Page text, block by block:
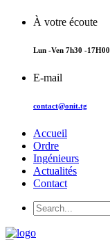
À votre écoute
Lun -Ven 7h30 -17H00
E-mail
contact@onit.tg
Accueil
Ordre
Ingénieurs
Actualités
Contact